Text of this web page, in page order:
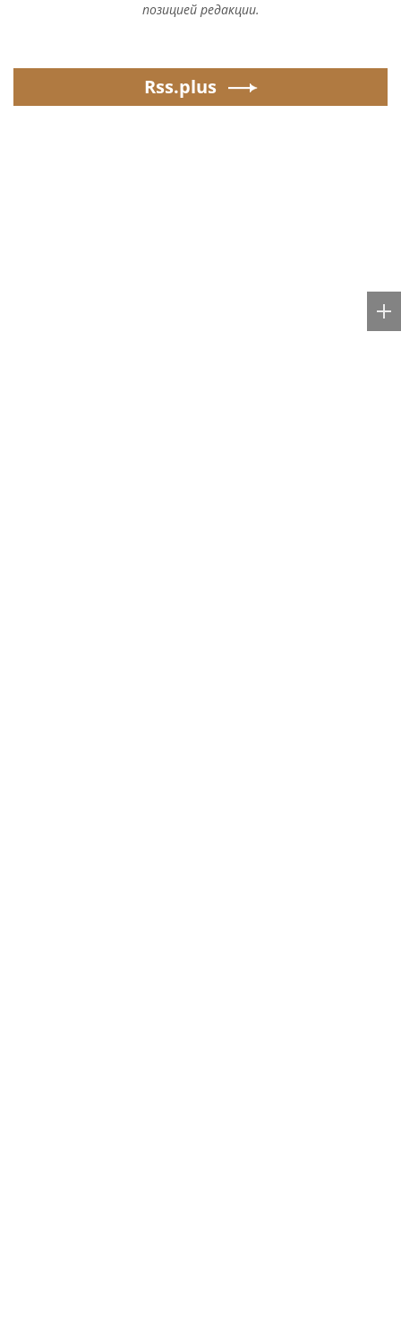
позицией редакции.
Rss.plus